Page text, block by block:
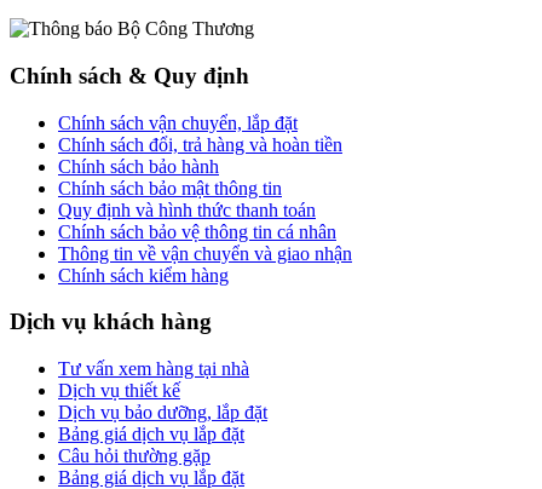
Chính sách & Quy định
Chính sách vận chuyển, lắp đặt
Chính sách đổi, trả hàng và hoàn tiền
Chính sách bảo hành
Chính sách bảo mật thông tin
Quy định và hình thức thanh toán
Chính sách bảo vệ thông tin cá nhân
Thông tin về vận chuyển và giao nhận
Chính sách kiểm hàng
Dịch vụ khách hàng
Tư vấn xem hàng tại nhà
Dịch vụ thiết kế
Dịch vụ bảo dưỡng, lắp đặt
Bảng giá dịch vụ lắp đặt
Câu hỏi thường gặp
Bảng giá dịch vụ lắp đặt